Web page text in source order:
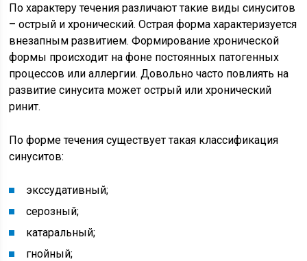
По характеру течения различают такие виды синуситов
– острый и хронический. Острая форма характеризуется
внезапным развитием. Формирование хронической
формы происходит на фоне постоянных патогенных
процессов или аллергии. Довольно часто повлиять на
развитие синусита может острый или хронический
ринит.
По форме течения существует такая классификация
синуситов:
экссудативный;
серозный;
катаральный;
гнойный;